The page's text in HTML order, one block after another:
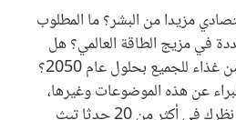
مزيدا من البشر؟ ما المطلوب
في مزيج الطاقة العالمي؟ هل
سيكون لدى العالم ما يكفي من غذاء للجميع بحلول عام 2050؟
عن هذه الموضوعات وغيرها،